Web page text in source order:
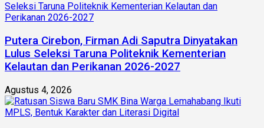
Putera Cirebon, Firman Adi Saputra Dinyatakan
Lulus Seleksi Taruna Politeknik Kementerian
Kelautan dan Perikanan 2026-2027
Agustus 4, 2026